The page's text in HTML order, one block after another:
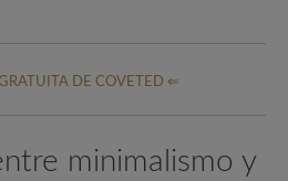
DE COVETED ⇐
minimalismo y